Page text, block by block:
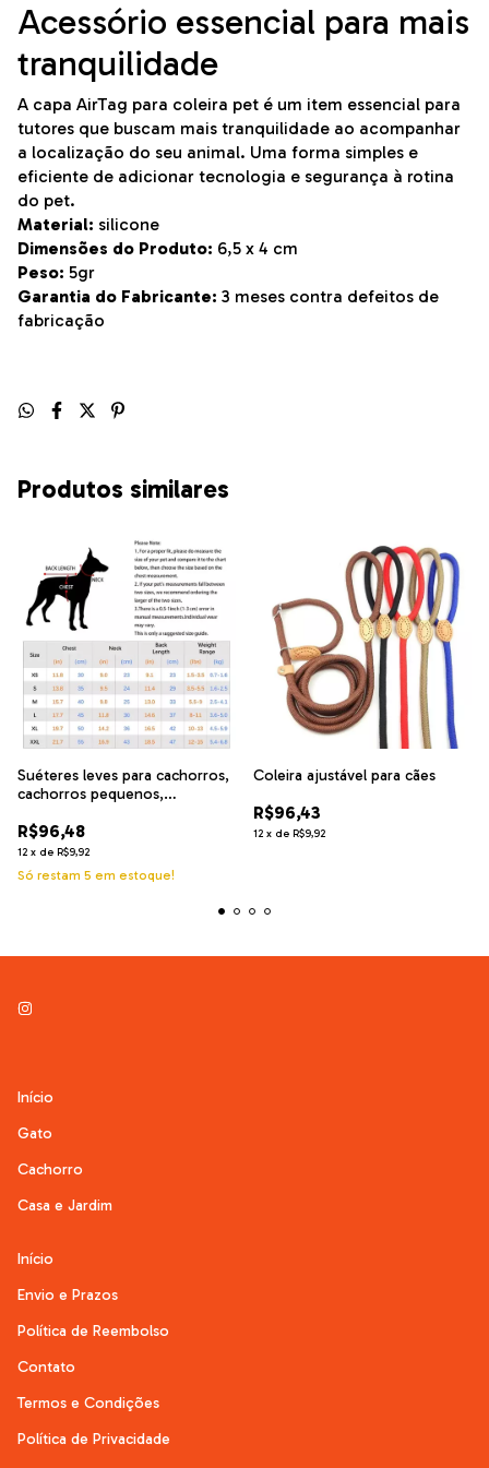
Acessório essencial para mais
tranquilidade
A capa AirTag para coleira pet é um item essencial para
tutores que buscam mais tranquilidade ao acompanhar
a localização do seu animal. Uma forma simples e
eficiente de adicionar tecnologia e segurança à rotina
do pet.
Material: silicone
Dimensões do Produto: 6,5 x 4 cm
Peso: 5gr
Garantia do Fabricante: 3 meses contra defeitos de
fabricação
Produtos similares
Suéteres leves para cachorros,
cachorros pequenos,
R$96,48
12 x de R$9,92
Só restam 5 em estoque!
Coleira ajustável para cães
R$96,43
12 x de R$9,92
Início
Gato
Cachorro
Casa e Jardim
Início
Envio e Prazos
Política de Reembolso
Contato
Termos e Condições
Política de Privacidade